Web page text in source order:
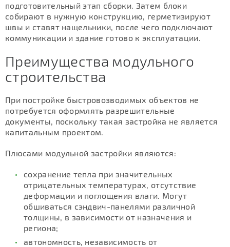
подготовительный этап сборки. Затем блоки
собирают в нужную конструкцию, герметизируют
швы и ставят нащельники, после чего подключают
коммуникации и здание готово к эксплуатации.
Преимущества модульного
строительства
При постройке быстровозводимых объектов не
потребуется оформлять разрешительные
документы, поскольку такая застройка не является
капитальным проектом.
Плюсами модульной застройки являются:
сохранение тепла при значительных
отрицательных температурах, отсутствие
деформации и поглощения влаги. Могут
обшиваться сэндвич-панелями различной
толщины, в зависимости от назначения и
региона;
автономность, независимость от